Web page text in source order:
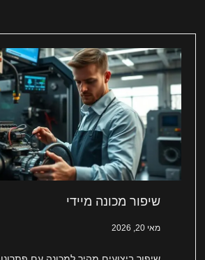
שיפור מכונה מיידי
מאי 20, 2026